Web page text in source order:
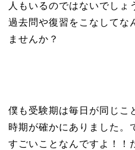
人もいるのではないでしょ
過去問や復習をこなしてな
ませんか？
僕も受験期は毎日が同じこ
時期が確かにありました。
すごいことなんですよ！！